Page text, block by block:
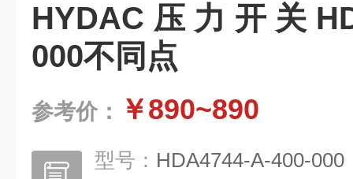
HYDAC压力开关
000不同点
参考价： ￥890~890
型号： HDA4744-A-400-000